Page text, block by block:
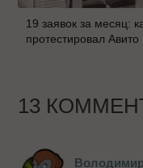
19 заявок за месяц:
протестировал
13